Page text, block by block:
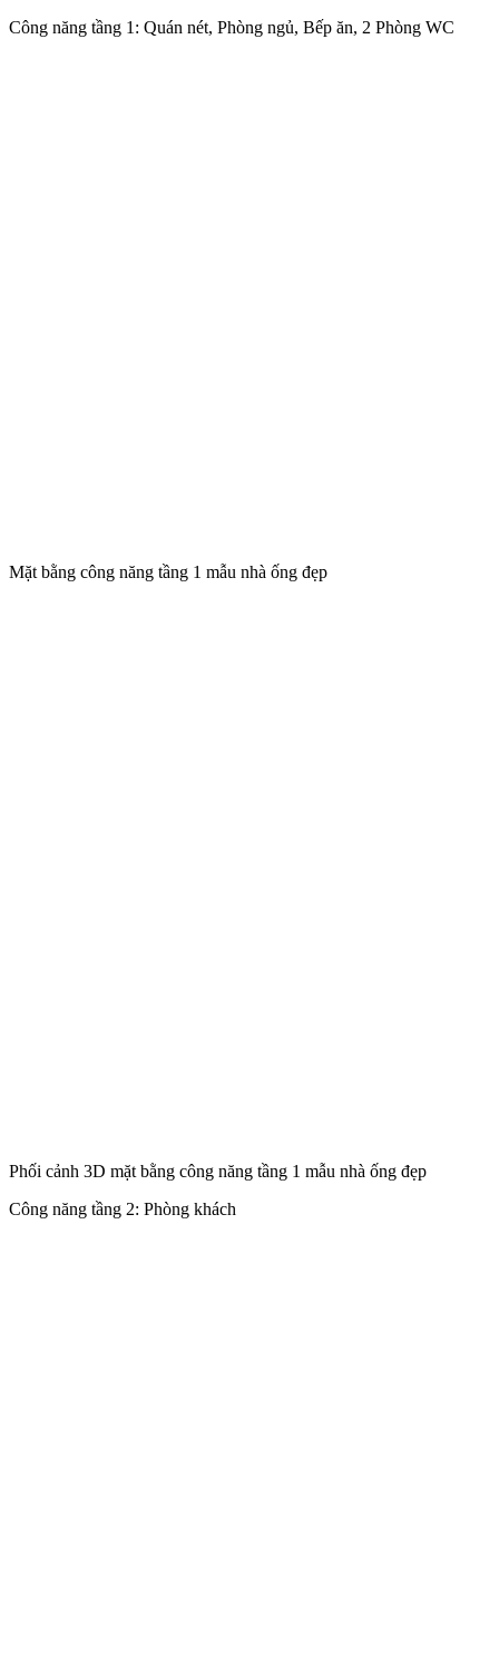
Công năng tầng 1: Quán nét, Phòng ngủ, Bếp ăn, 2 Phòng WC
Mặt bằng công năng tầng 1 mẫu nhà ống đẹp
Phối cảnh 3D mặt bằng công năng tầng 1 mẫu nhà ống đẹp
Công năng tầng 2: Phòng khách